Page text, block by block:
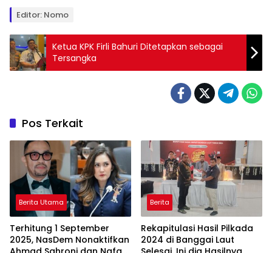
Editor: Nomo
Ketua KPK Firli Bahuri Ditetapkan sebagai
Tersangka
Pos Terkait
Berita Utama
Terhitung 1 September
2025, NasDem Nonaktifkan
Berita
Rekapitulasi Hasil Pilkada
2024 di Banggai Laut